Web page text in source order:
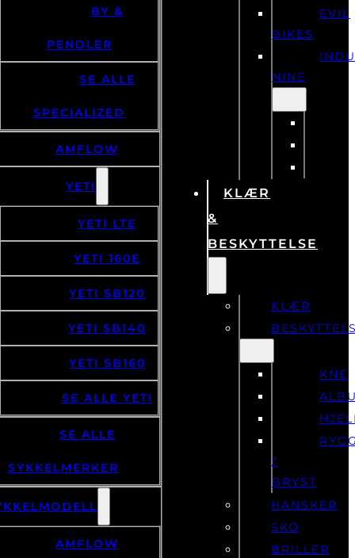
BY &
PENDLER
SE ALLE
SPECIALIZED
AMFLOW
YETI
YETI LTE
YETI 160E
YETI SB120
YETI SB140
YETI SB160
SE ALLE YETI
SE ALLE
SYKKELMERKER
AMFLOW
EVIL
BIKES
NINE
KLÆR
&
BESKYTTELSE
KLÆR
KNE
/
BRYST
HANSKER
SKO
BRILLER